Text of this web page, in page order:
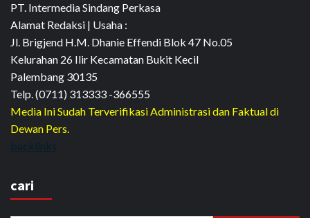
PT. Intermedia Sindang Perkasa
Alamat Redaksi | Usaha :
Jl. Brigjend H.M. Dhanie Effendi Blok 47 No.05
Kelurahan 26 Ilir Kecamatan Bukit Kecil
Palembang 30135
Telp. (0711) 313333 -366555
Media Ini Sudah Terverifikasi Administrasi dan Faktual di
Dewan Pers.
backlinks
cari